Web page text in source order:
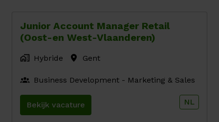
Junior Account Manager Retail
(Oost-en West-Vlaanderen)
Hybride Gent
Business Development - Marketing & Sales
Bekijk vacature NL